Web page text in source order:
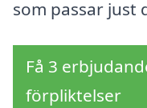
som passar just
Få 3
förpliktelser